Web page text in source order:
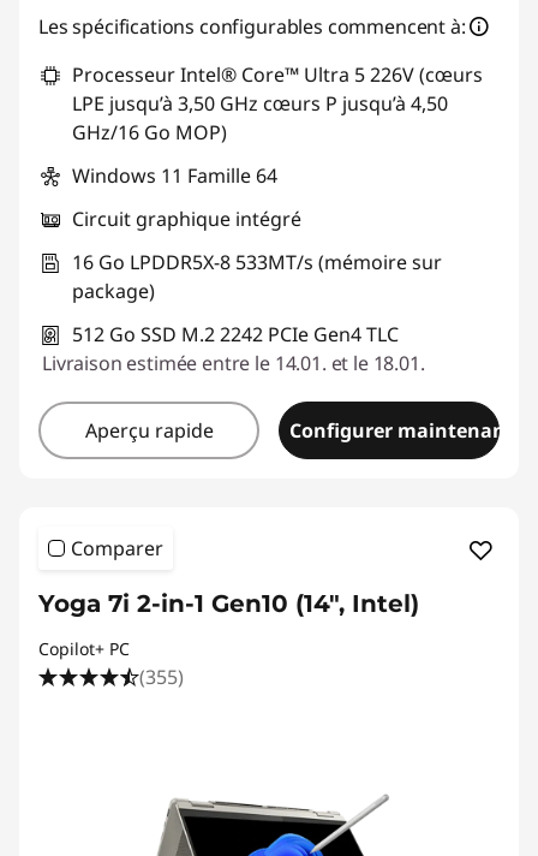
Les spécifications configurables commencent à:
Processeur Intel® Core™ Ultra 5 226V (cœurs
LPE jusqu’à 3,50 GHz cœurs P jusqu’à 4,50
GHz/16 Go MOP)
Windows 11 Famille 64
Circuit graphique intégré
16 Go LPDDR5X-8 533MT/s (mémoire sur
package)
512 Go SSD M.2 2242 PCIe Gen4 TLC
Livraison estimée entre le 14.01. et le 18.01.
Aperçu rapide Configurer maintenant
Comparer
Yoga 7i 2-in-1 Gen10 (14", Intel)
Copilot+ PC
(355)